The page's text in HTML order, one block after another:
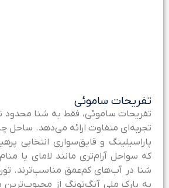
ساموئی
ساموئی، فقط به شنا محدود
متفاوت ارائه می‌دهد. ساحل
و قایق‌سواری انتخابی
سواحل آرام‌تری مانند لامای یا منام
در آب‌های کم‌عمق مناسب‌ترند. تورهای
پارک ملی آنگ‌تونگ از محبوب‌ترین